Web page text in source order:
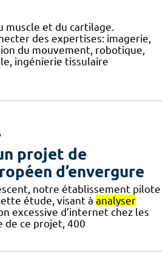
muscle et du cartilage.
des expertises: imagerie,
du mouvement, robotique,
ingénierie tissulaire
projet de
d’envergure
notre établissement pilote
étude, visant à analyser
excessive d’internet chez les
de ce projet, 400